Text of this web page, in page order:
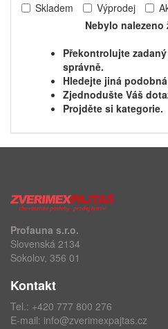
Skladem Výprodej
Nebylo nalezeno
Překontrolujte
správně.
Hledejte jiná
Zjednodušte Váš
Projděte si kategorie.
Profauna s.r.o.
Slovenská 2134
Sokolov, 356 01
Kontakt
Tel.: +420 777 800 276
E-mail: info@zverimexpajtas.cz